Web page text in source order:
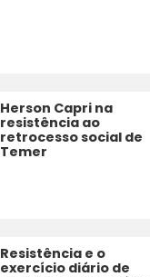
Herson Capri na
resistência ao
retrocesso social de
Temer
Resistência e o
exercício diário de